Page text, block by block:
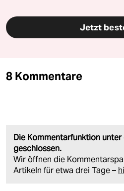
Jetzt
8 Kommentare
Die Kommentarfunktion
geschlossen.
Wir öffnen die
Artikeln für etwa drei Tage –